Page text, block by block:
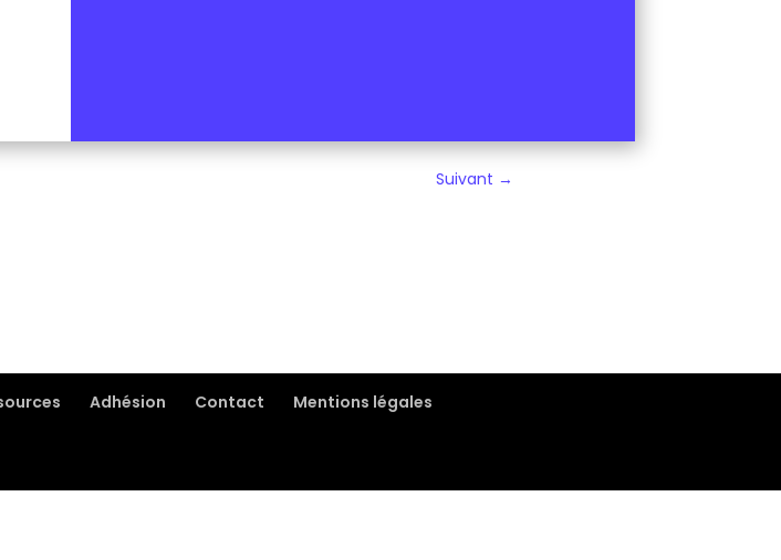
Suivant →
Adhésion Contact Mentions légales